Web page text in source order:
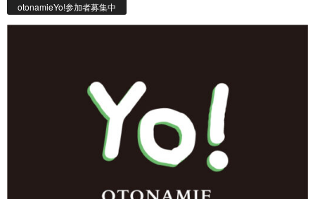
otonamieYo!参加者募集中